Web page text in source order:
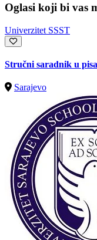
Oglasi koji bi vas
Univerzitet SSST
Stručni saradnik u
Sarajevo